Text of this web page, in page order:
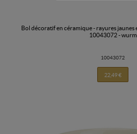
bol décoratif en céramique - rayures jaunes et blanches 17x10x17cm -
10043072 - wurm
10043072
22,49 €